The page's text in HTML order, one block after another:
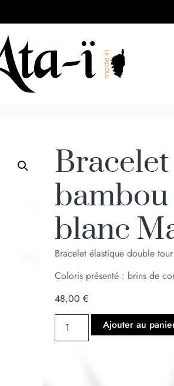
bambou
blanc
Bracelet élastique double
Coloris présenté : brins de
48,00 €
Ajouter au